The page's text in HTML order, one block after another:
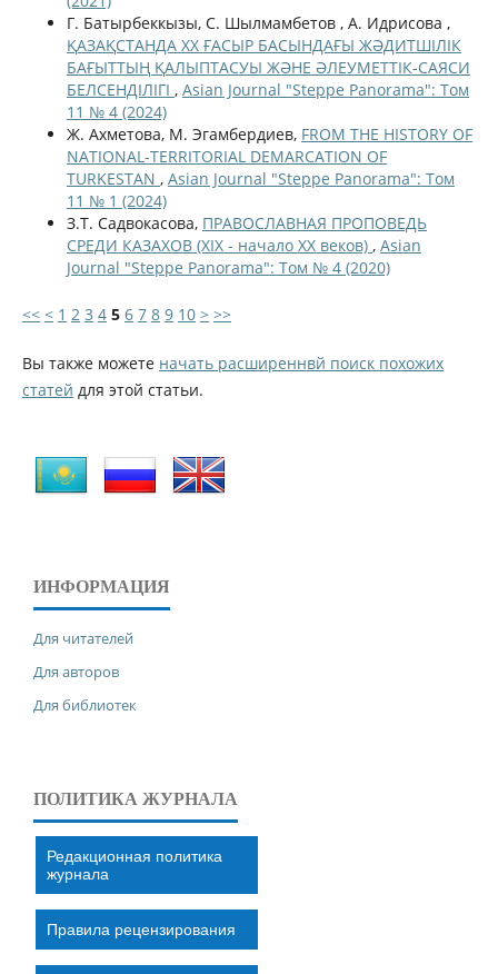
Г. Батырбеккызы, С. Шылмамбетов , А. Идрисова ,
ҚАЗАҚСТАНДА ХХ ҒАСЫР БАСЫНДАҒЫ ЖӘДИТШІЛІК
БАҒЫТТЫҢ ҚАЛЫПТАСУЫ ЖӘНЕ ӘЛЕУМЕТТІК-CАЯСИ
БЕЛСЕНДІЛІГІ , Asian Journal "Steppe Panorama": Том
11 № 4 (2024)
Ж. Ахметова, М. Эгамбердиев, FROM THE HISTORY OF
NATIONAL-TERRITORIAL DEMARCATION OF
TURKESTAN , Asian Journal "Steppe Panorama": Том
11 № 1 (2024)
З.Т. Садвокасова, ПРАВОСЛАВНАЯ ПРОПОВЕДЬ
СРЕДИ КАЗАХОВ (XIX - начало XX веков) , Asian
Journal "Steppe Panorama": Том № 4 (2020)
<< < 1 2 3 4 5 6 7 8 9 10 > >>
Вы также можете начать расширеннвй поиск похожих
статей для этой статьи.
ИНФОРМАЦИЯ
Для читателей
Для авторов
Для библиотек
ПОЛИТИКА ЖУРНАЛА
Редакционная политика
журнала
Правила рецензирования